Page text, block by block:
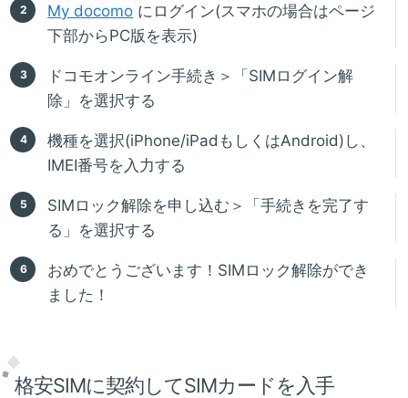
My docomo にログイン(スマホの場合はページ
下部からPC版を表示)
ドコモオンライン手続き＞「SIMログイン解
除」を選択する
機種を選択(iPhone/iPadもしくはAndroid)し、
IMEI番号を入力する
SIMロック解除を申し込む＞「手続きを完了す
る」を選択する
おめでとうございます！SIMロック解除ができ
ました！
格安SIMに契約してSIMカードを入手